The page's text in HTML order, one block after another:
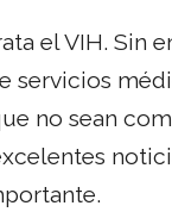
el VIH. Sin
servicios
no sean